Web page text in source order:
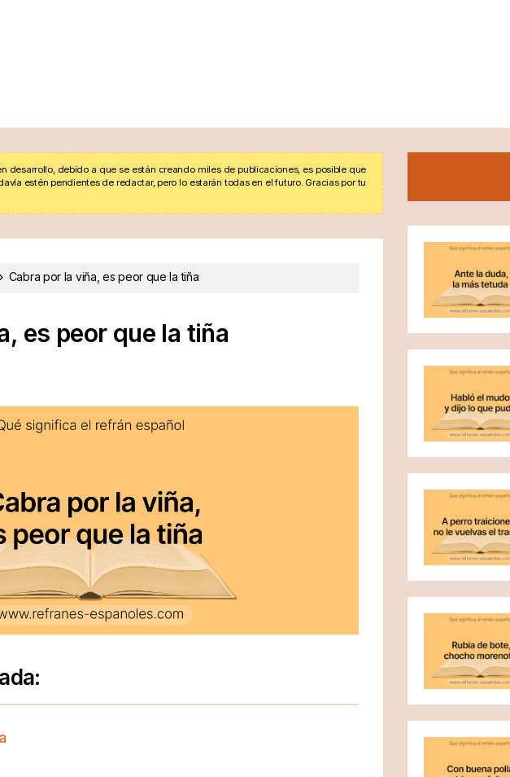
desarrollo, debido a que se están creando miles de publicaciones, es posible que
estén pendientes de redactar, pero lo estarán todas en el futuro. Gracias por tu
Cabra por la viña, es peor que la tiña
es peor que la tiña